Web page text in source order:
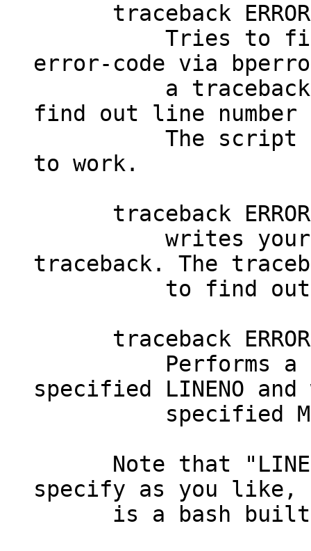
traceback ERROR-
Tries to find
error-code via
a traceback.
find out line
The script
to work.
traceback ERROR-
writes your own
traceback. The
to find out line
traceback ERROR-
Performs a
specified LINENO
specified
Note that
specify as you like,
is a bash